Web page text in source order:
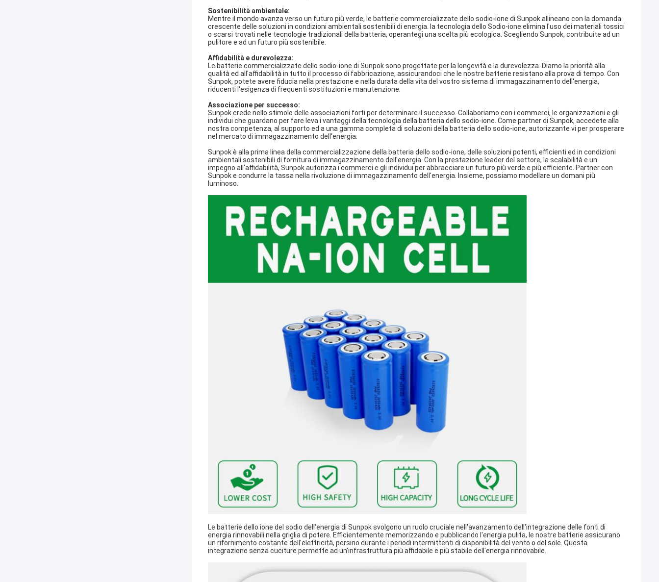
Sostenibilità ambientale:
Mentre il mondo avanza verso un futuro più verde, le batterie commercializzate dello sodio-ione di Sunpok allineano con la domanda
crescente delle soluzioni in condizioni ambientali sostenibili di energia. la tecnologia dello Sodio-ione elimina l'uso dei materiali tossici
o scarsi trovati nelle tecnologie tradizionali della batteria, operantegi una scelta più ecologica. Scegliendo Sunpok, contribuite ad un
pulitore e ad un futuro più sostenibile.
Affidabilità e durevolezza:
Le batterie commercializzate dello sodio-ione di Sunpok sono progettate per la longevità e la durevolezza. Diamo la priorità alla
qualità ed all'affidabilità in tutto il processo di fabbricazione, assicurandoci che le nostre batterie resistano alla prova di tempo. Con
Sunpok, potete avere fiducia nella prestazione e nella durata della vita del vostro sistema di immagazzinamento dell'energia,
riducenti l'esigenza di frequenti sostituzioni e manutenzione.
Associazione per successo:
Sunpok crede nello stimolo delle associazioni forti per determinare il successo. Collaboriamo con i commerci, le organizzazioni e gli
individui che guardano per fare leva i vantaggi della tecnologia della batteria dello sodio-ione. Come partner di Sunpok, accedete alla
nostra competenza, al supporto ed a una gamma completa di soluzioni della batteria dello sodio-ione, autorizzante vi per prosperare
nel mercato di immagazzinamento dell'energia.
Sunpok è alla prima linea della commercializzazione della batteria dello sodio-ione, delle soluzioni potenti, efficienti ed in condizioni
ambientali sostenibili di fornitura di immagazzinamento dell'energia. Con la prestazione leader del settore, la scalabilità e un
impegno all'affidabilità, Sunpok autorizza i commerci e gli individui per abbracciare un futuro più verde e più efficiente. Partner con
Sunpok e condurre la tassa nella rivoluzione di immagazzinamento dell'energia. Insieme, possiamo modellare un domani più
luminoso.
Le batterie dello ione del sodio dell'energia di Sunpok svolgono un ruolo cruciale nell'avanzamento dell'integrazione delle fonti di
energia rinnovabili nella griglia di potere. Efficientemente memorizzando e pubblicando l'energia pulita, le nostre batterie assicurano
un rifornimento costante dell'elettricità, persino durante i periodi intermittenti di disponibilità del vento o del sole. Questa
integrazione senza cuciture permette ad un'infrastruttura più affidabile e più stabile dell'energia rinnovabile.